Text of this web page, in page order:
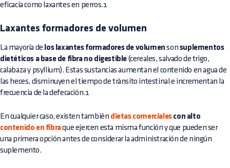
eficacia como laxantes en perros.1
Laxantes formadores de volumen
La mayoría de los laxantes formadores de volumen son suplementos
dietéticos a base de fibra no digestible (cereales, salvado de trigo,
calabaza y psyllium). Estas sustancias aumentan el contenido en agua de
las heces, disminuyen el tiempo de tránsito intestinal e incrementan la
frecuencia de la defecación.1
En cualquier caso, existen también dietas comercialescon alto
contenido en fibraque ejercen esta misma función y que pueden ser
una primera opción antes de considerar la administración de ningún
suplemento.